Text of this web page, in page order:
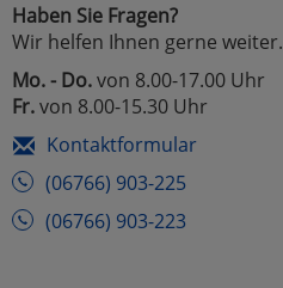
Haben Sie Fragen?
Wir helfen Ihnen gerne weiter.
Mo. - Do.von 8.00-17.00 Uhr
Fr.von 8.00-15.30 Uhr
Kontaktformular
(06766) 903-225
(06766) 903-223